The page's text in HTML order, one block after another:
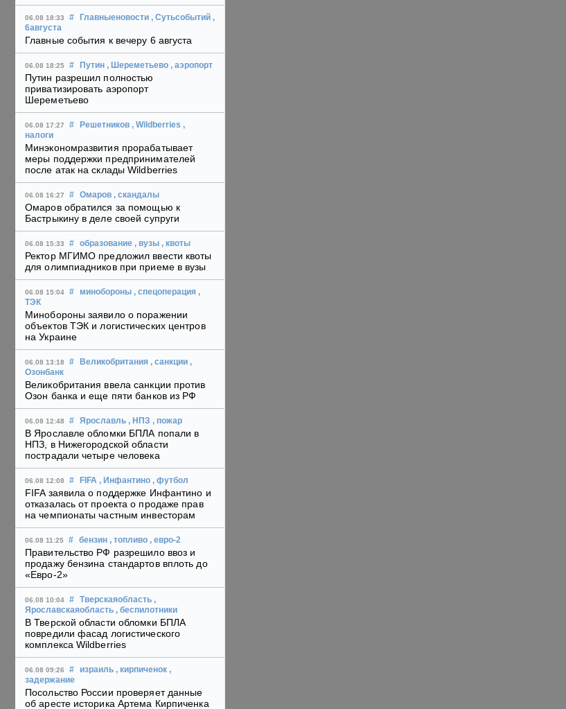
06.08 18:33 # Главныеновости , Сутьсобытий ,
6августа
Главные события к вечеру 6 августа
06.08 18:25 # Путин , Шереметьево , аэропорт
Путин разрешил полностью
приватизировать аэропорт
Шереметьево
06.08 17:27 # Решетников , Wildberries ,
налоги
Минэкономразвития прорабатывает
меры поддержки предпринимателей
после атак на склады Wildberries
06.08 16:27 # Омаров , скандалы
Омаров обратился за помощью к
Бастрыкину в деле своей супруги
06.08 15:33 # образование , вузы , квоты
Ректор МГИМО предложил ввести квоты
для олимпиадников при приеме в вузы
06.08 15:04 # минобороны , спецоперация ,
ТЭК
Минобороны заявило о поражении
объектов ТЭК и логистических центров
на Украине
06.08 13:18 # Великобритания , санкции ,
Озонбанк
Великобритания ввела санкции против
Озон банка и еще пяти банков из РФ
06.08 12:48 # Ярославль , НПЗ , пожар
В Ярославле обломки БПЛА попали в
НПЗ, в Нижегородской области
пострадали четыре человека
06.08 12:08 # FIFA , Инфантино , футбол
FIFA заявила о поддержке Инфантино и
отказалась от проекта о продаже прав
на чемпионаты частным инвесторам
06.08 11:25 # бензин , топливо , евро-2
Правительство РФ разрешило ввоз и
продажу бензина стандартов вплоть до
«Евро-2»
06.08 10:04 # Тверскаяобласть ,
Ярославскаяобласть , беспилотники
В Тверской области обломки БПЛА
повредили фасад логистического
комплекса Wildberries
06.08 09:26 # израиль , кирпиченок ,
задержание
Посольство России проверяет данные
об аресте историка Артема Кирпиченка